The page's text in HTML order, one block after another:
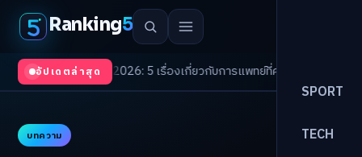
Ranking5
SPORT
TECH
อัปเดตล่าสุด
2026: 5 เรื่องเกี่ยวกับการแพทย์ที่ควรรู้/ดอกเบี้ยขาขึ้นรอบใหม่! จั
บทความ